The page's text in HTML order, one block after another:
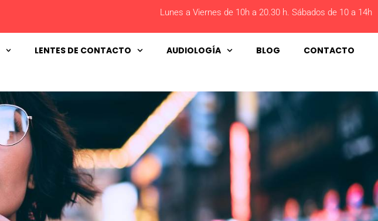
Lunes a Viernes de 10h a 20.30 h. Sábados de 10 a 14h
LENTES DE CONTACTO AUDIOLOGÍA BLOG CONTACTO